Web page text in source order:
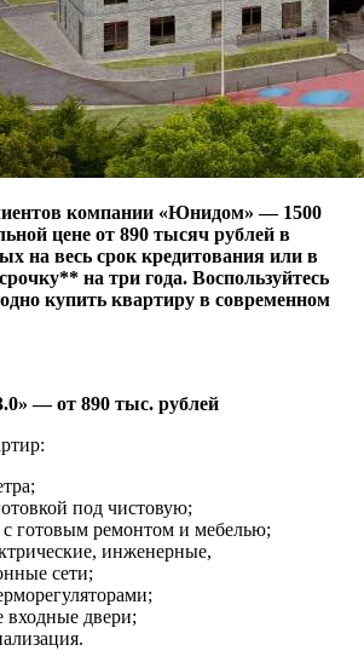
компании «Юнидом» — 1500
цене от 890 тысяч рублей в
на весь срок кредитования или в
на три года. Воспользуйтесь
купить квартиру в современном
— от 890 тыс. рублей
под чистовую;
готовым ремонтом и мебелью;
инженерные,
сети;
входные двери;